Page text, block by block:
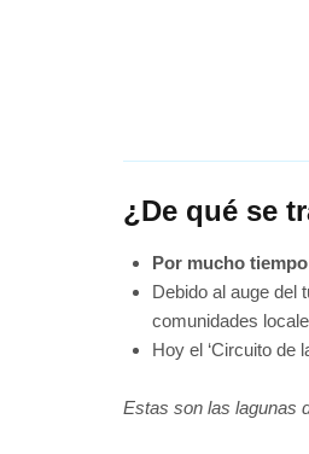
¿De qué se
Por mucho
Debido al auge del
comunidades
Hoy el ‘Circuito de
Estas son las lagunas